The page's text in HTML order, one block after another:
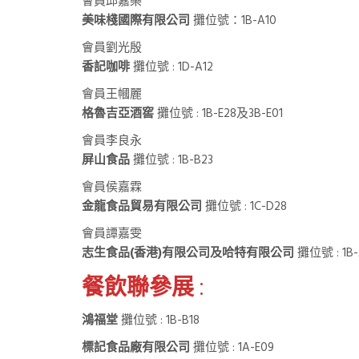
美味棧國際有限公司 攤位號：1B-A10
會員劉光殷
香記咖啡攤位號 : 1D-A12
會員王幗麗
格魯吉亞酒窖攤位號 : 1B-E28及3B-E01
會員李良永
屏山食品攤位號 : 1B-B23
會員侯嘉霖
金龍食品貿易有限公司 攤位號 : 1C-D28
會員譚嘉雯
志生食品(香港)有限公司及哈特有限公司 攤位號 :
餐飲聯參展:
鴻福堂攤位號 : 1B-B18
標記食品廠有限公司 攤位號 : 1A-E09